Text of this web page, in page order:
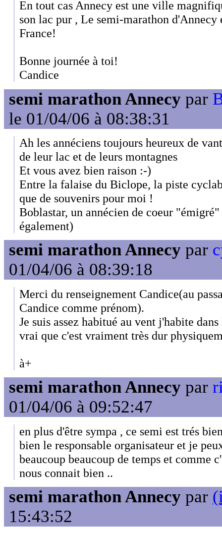
En tout cas Annecy est une ville
son lac pur , Le semi-marathon d'Annecy
France!
Bonne journée à toi!
Candice
semi marathon Annecy par
le 01/04/06 à 08:38:31
Ah les annéciens toujours heureux de
de leur lac et de leurs montagnes
Et vous avez bien raison :-)
Entre la falaise du Biclope, la piste
que de souvenirs pour moi !
Boblastar, un annécien de coeur
également)
semi marathon Annecy par
01/04/06 à 08:39:18
Merci du renseignement Candice(au
Candice comme prénom).
Je suis assez habitué au vent j'habite
vrai que c'est vraiment très dur
à+
semi marathon Annecy par
01/04/06 à 09:52:47
en plus d'être sympa , ce semi est trés
bien le responsable organisateur et je
beaucoup beaucoup de temps et comme
nous connait bien ..
semi marathon Annecy par
15:43:52